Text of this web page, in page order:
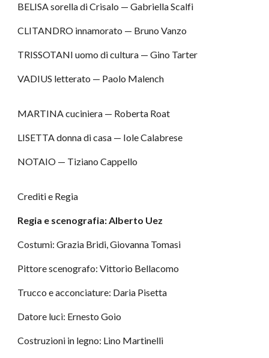
BELISA sorella di Crisalo — Gabriella Scalfi
CLITANDRO innamorato — Bruno Vanzo
TRISSOTANI uomo di cultura — Gino Tarter
VADIUS letterato — Paolo Malench
MARTINA cuciniera — Roberta Roat
LISETTA donna di casa — Iole Calabrese
NOTAIO — Tiziano Cappello
Crediti e Regia
Regia e scenografia: Alberto Uez
Costumi: Grazia Bridi, Giovanna Tomasi
Pittore scenografo: Vittorio Bellacomo
Trucco e acconciature: Daria Pisetta
Datore luci: Ernesto Goio
Costruzioni in legno: Lino Martinelli